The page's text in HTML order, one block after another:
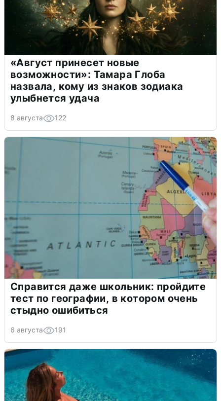
«Август принесет новые
возможности»: Тамара Глоба
назвала, кому из знаков зодиака
улыбнется удача
8 августа 122
Справится даже школьник: пройдите
тест по географии, в котором очень
стыдно ошибиться
6 августа 191